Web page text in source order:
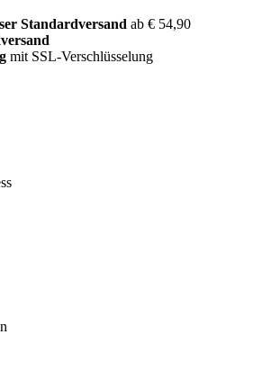
Standardversand ab € 54,90
mit SSL-Verschlüsselung